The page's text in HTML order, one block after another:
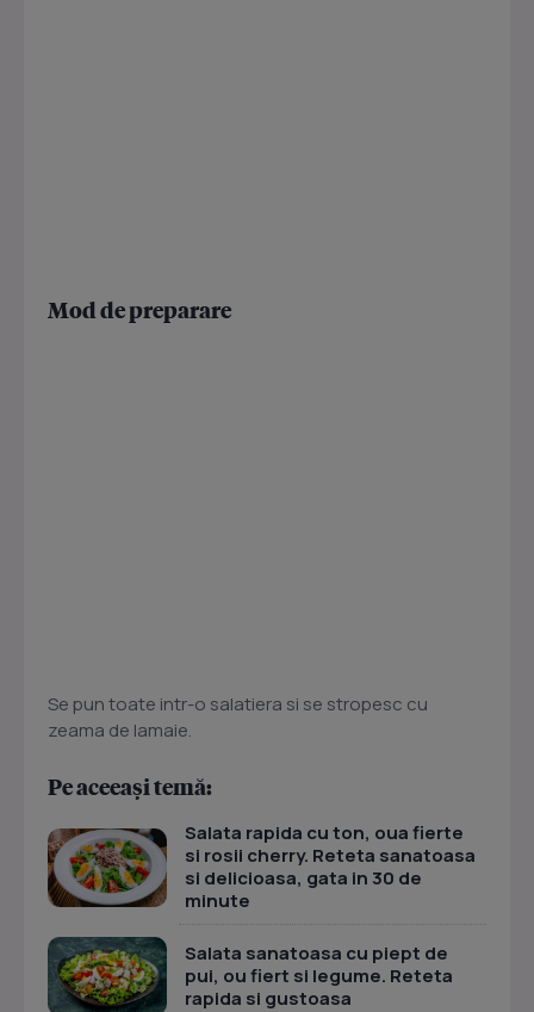
Mod de preparare
Se pun toate intr-o salatiera si se stropesc cu
zeama de lamaie.
Pe aceeași temă:
Salata rapida cu ton, oua fierte
si rosii cherry. Reteta sanatoasa
si delicioasa, gata in 30 de
minute
Salata sanatoasa cu piept de
pui, ou fiert si legume. Reteta
rapida si gustoasa